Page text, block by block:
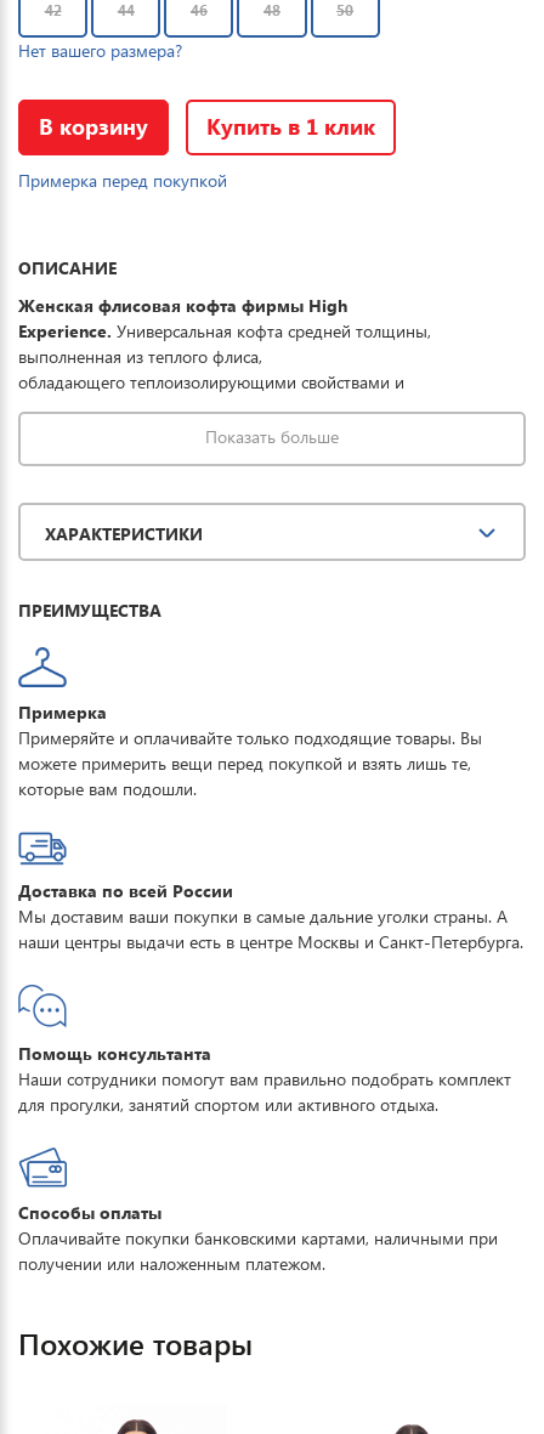
42 44 46 48 50
Нет вашего размера?
В корзину Купить в 1 клик
Примерка перед покупкой
ОПИСАНИЕ
Женская флисовая кофта фирмы High
Experience. Универсальная кофта средней толщины,
выполненная из теплого флиса,
обладающего теплоизолирующими свойствами и
влагоотведением. Кофта приятно согревает, идеально подходит
в качестве утепляющего среднего слоя под мембранную куртку
или под пуховик.
Показать больше
ХАРАКТЕРИСТИКИ
ПРЕИМУЩЕСТВА
Примерка
Примеряйте и оплачивайте только подходящие товары. Вы
можете примерить вещи перед покупкой и взять лишь те,
которые вам подошли.
Доставка по всей России
Мы доставим ваши покупки в самые дальние уголки страны. А
наши центры выдачи есть в центре Москвы и Санкт-Петербурга.
Помощь консультанта
Наши сотрудники помогут вам правильно подобрать комплект
для прогулки, занятий спортом или активного отдыха.
Способы оплаты
Оплачивайте покупки банковскими картами, наличными при
получении или наложенным платежом.
Похожие товары